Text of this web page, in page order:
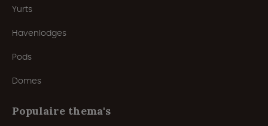
Yurts
Havenlodges
Pods
Domes
Populaire thema's